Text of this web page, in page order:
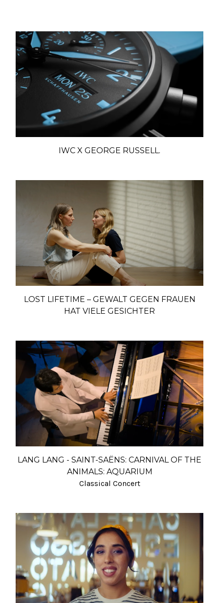
IWC X GEORGE RUSSELL.
LOST LIFETIME – GEWALT GEGEN FRAUEN
HAT VIELE GESICHTER
LANG LANG - SAINT-SAËNS: CARNIVAL OF THE
ANIMALS: AQUARIUM
Classical Concert